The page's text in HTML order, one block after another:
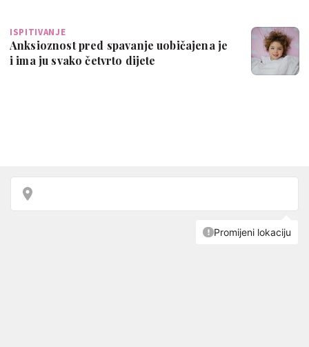
ISPITIVANJE
Anksioznost pred spavanje uobičajena je
i ima ju svako četvrto dijete